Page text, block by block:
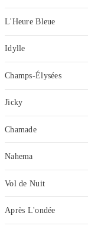
L'Heure Bleue
Idylle
Champs-Élysées
Jicky
Chamade
Nahema
Vol de Nuit
Après L'ondée